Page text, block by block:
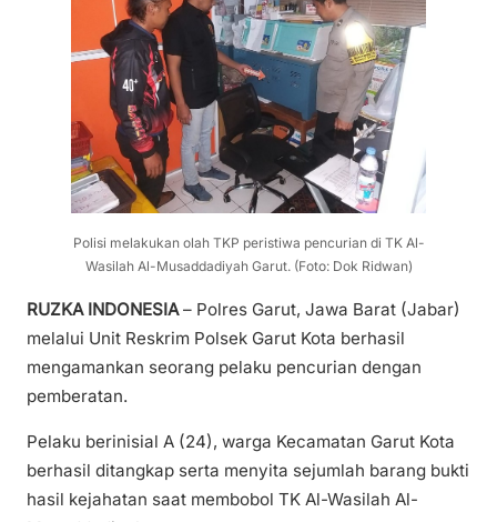
Polisi melakukan olah TKP peristiwa pencurian di TK Al-
Wasilah Al-Musaddadiyah Garut. (Foto: Dok Ridwan)
RUZKA INDONESIA– Polres Garut, Jawa Barat (Jabar)
melalui Unit Reskrim Polsek Garut Kota berhasil
mengamankan seorang pelaku pencurian dengan
pemberatan.
Pelaku berinisial A (24), warga Kecamatan Garut Kota
berhasil ditangkap serta menyita sejumlah barang bukti
hasil kejahatan saat membobol TK Al-Wasilah Al-